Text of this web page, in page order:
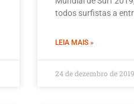
todos surfistas a
LEIA MAIS »
24 de dezembro de 2019